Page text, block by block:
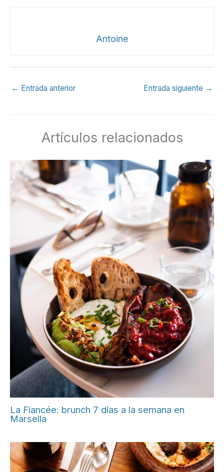
Antoine
← Entrada anterior Entrada siguiente →
Artículos relacionados
La Fiancée: brunch 7 días a la semana en
Marsella